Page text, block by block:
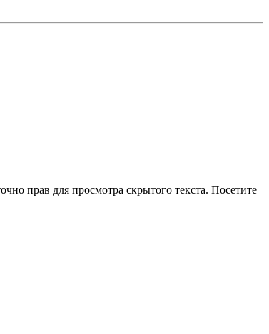
прав для просмотра скрытого текста. Посетите